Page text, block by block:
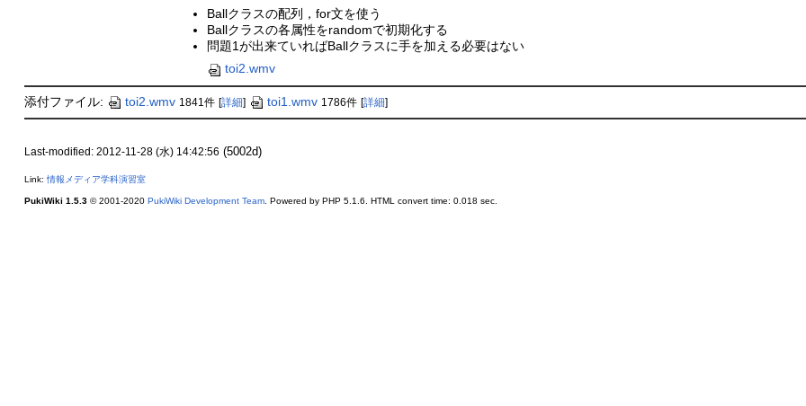
Ballクラスの配列，for文を使う
Ballクラスの各属性をrandomで初期化する
問題1が出来ていればBallクラスに手を加える必要はない
toi2.wmv
添付ファイル: toi2.wmv 1841件 [詳細] toi1.wmv 1786件 [詳細]
Last-modified: 2012-11-28 (水) 14:42:56 (5002d)
Link: 情報メディア学科演習室
PukiWiki 1.5.3© 2001-2020 PukiWiki Development Team. Powered by PHP 5.1.6. HTML convert time: 0.018 sec.